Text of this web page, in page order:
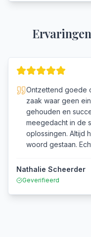
Ontzettend goede
zaak waar geen
gehouden en
meegedacht in de
oplossingen. Altijd
woord gestaan.
Nathalie Scheerder
Geverifieerd